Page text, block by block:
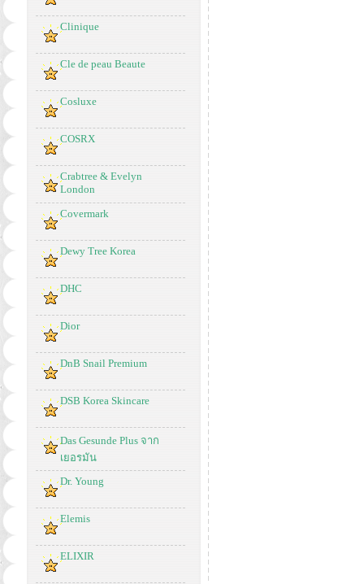
Clinique
Cle de peau Beaute
Cosluxe
COSRX
Crabtree & Evelyn
London
Covermark
Dewy Tree Korea
DHC
Dior
DnB Snail Premium
DSB Korea Skincare
Das Gesunde Plus จาก
เยอรมัน
Dr. Young
Elemis
ELIXIR